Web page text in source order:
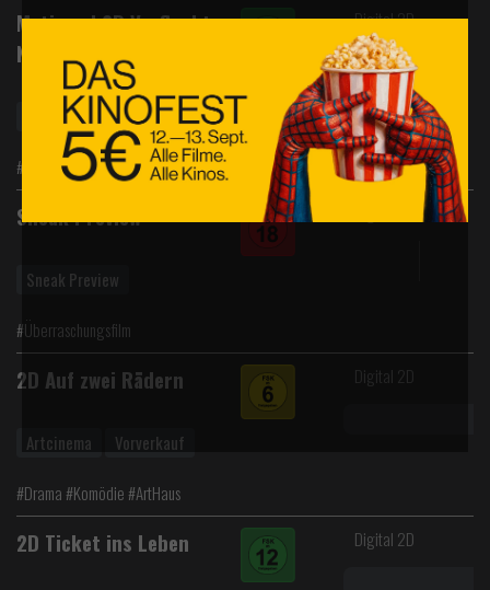
Matinee | 2D Verflucht
Normal
Matinee So 12:30Uhr ab 6,-€
#Drama #Komödie
Digital 2D
Sneak Preview
Sneak Preview
#Überraschungsfilm
2D Auf zwei Rädern
Artcinema Vorverkauf
#Drama #Komödie #ArtHaus
Digital 2D
2D Ticket ins Leben Digital 2D